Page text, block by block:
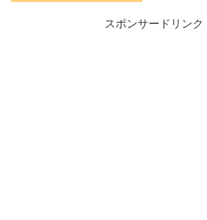
プレスカード
【Amazon.co.jp
スポンサードリンク